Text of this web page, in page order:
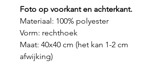
Foto op voorkant en achterkant.
Materiaal: 100% polyester
Vorm: rechthoek
Maat: 40x40 cm (het kan 1-2 cm
afwijking)